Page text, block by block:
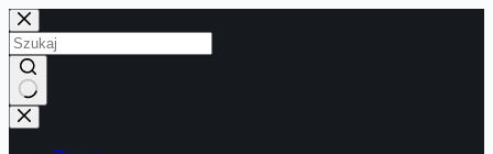
Przejdź
do
treści
Brak
wyników